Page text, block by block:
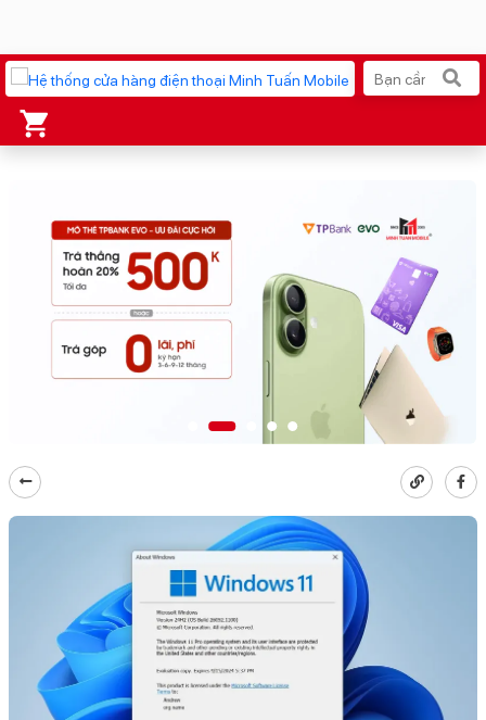
AirTag 2 Mới Galaxy Z8 Series
AirPods 4 OPPO Reno16
Apple Watch S11 Ốp lưng Pitaka
Ốp lưng Apple
Cốc sạc Apple